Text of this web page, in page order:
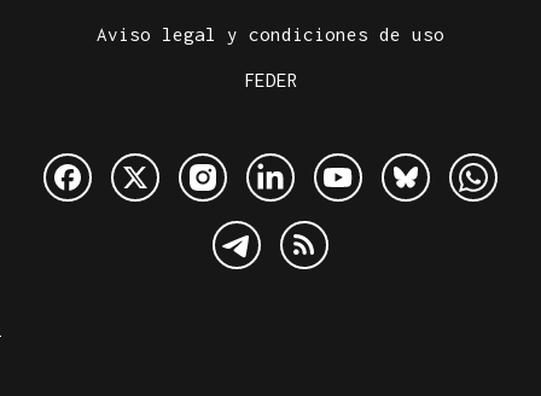
Aviso legal y condiciones de uso
FEDER